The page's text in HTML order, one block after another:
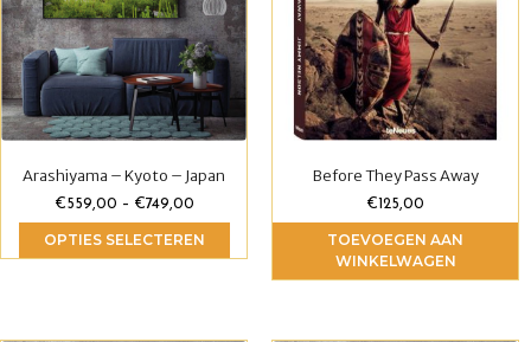
Arashiyama – Kyoto – Japan
€559,00 – €749,00
OPTIES SELECTEREN
Before They Pass Away
€125,00
TOEVOEGEN AAN
WINKELWAGEN